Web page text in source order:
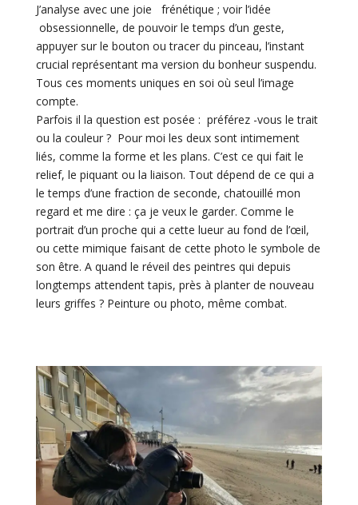
J’analyse avec une joie frénétique ; voir l’idée
obsessionnelle, de pouvoir le temps d’un geste,
appuyer sur le bouton ou tracer du pinceau, l’instant
crucial représentant ma version du bonheur suspendu.
Tous ces moments uniques en soi où seul l’image
compte.
Parfois il la question est posée : préférez -vous le trait
ou la couleur ? Pour moi les deux sont intimement
liés, comme la forme et les plans. C’est ce qui fait le
relief, le piquant ou la liaison. Tout dépend de ce qui a
le temps d’une fraction de seconde, chatouillé mon
regard et me dire : ça je veux le garder. Comme le
portrait d’un proche qui a cette lueur au fond de l’œil,
ou cette mimique faisant de cette photo le symbole de
son être. A quand le réveil des peintres qui depuis
longtemps attendent tapis, près à planter de nouveau
leurs griffes ? Peinture ou photo, même combat.